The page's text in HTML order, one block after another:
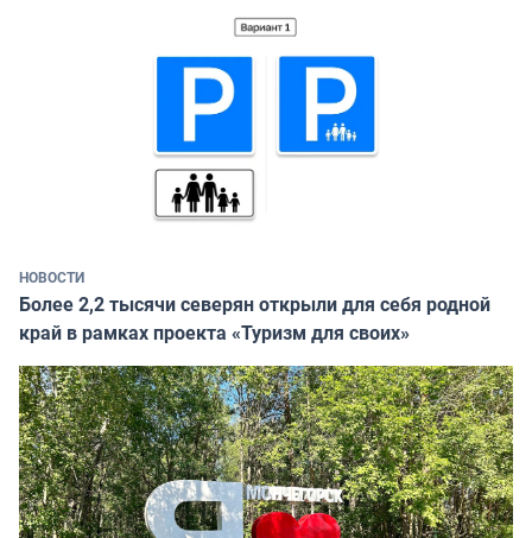
НОВОСТИ
Более 2,2 тысячи северян открыли для себя родной
край в рамках проекта «Туризм для своих»